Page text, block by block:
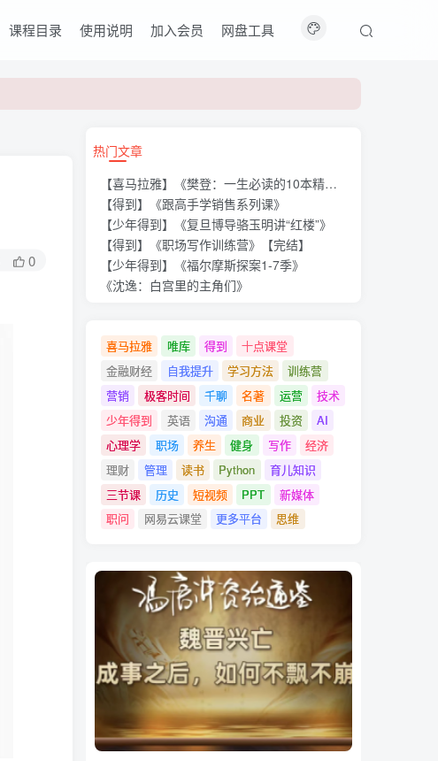
课程目录 使用说明 加入会员 网盘工具
0
热门文章
【喜马拉雅】《樊登：一生必读的10本精选好书》
【得到】《跟高手学销售系列课》
【少年得到】《复旦博导骆玉明讲“红楼”》
【得到】《职场写作训练营》【完结】
【少年得到】《福尔摩斯探案1-7季》
《沈逸：白宫里的主角们》
喜马拉雅 唯库 得到
十点课堂
金融财经
自我提升 学习方法
训练营
营销
极客时间 千聊 名著 运营
技术
少年得到
英语 沟通 商业 投资
AI
心理学
职场 养生 健身 写作
经济
理财
管理 读书 Python
育儿知识
三节课
历史 短视频 PPT
新媒体
职问
网易云课堂 更多平台 思维